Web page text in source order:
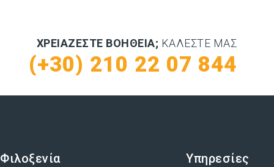
ΧΡΕΙΆΖΕΣΤΕ ΒΟΉΘΕΙΑ; ΚΑΛΈΣΤΕ ΜΑΣ
(+30) 210 22 07 844
Φιλοξενία Υπηρεσίες